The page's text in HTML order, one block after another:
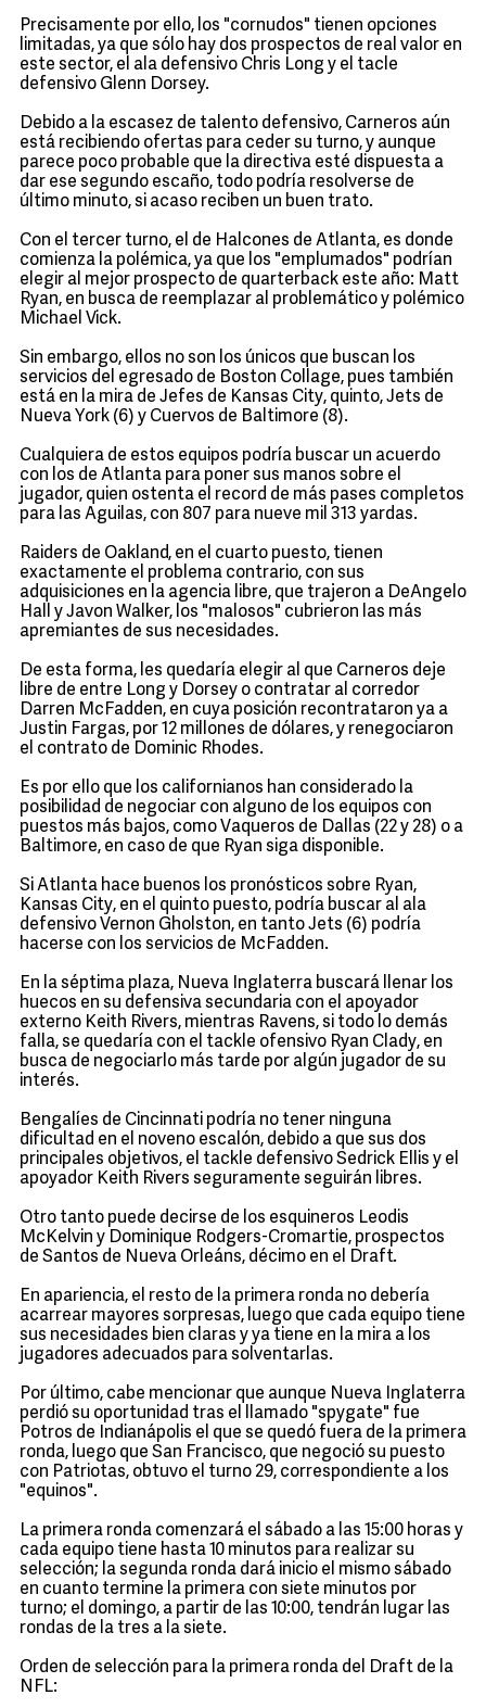
Precisamente por ello, los "cornudos" tienen opciones
limitadas, ya que sólo hay dos prospectos de real valor en
este sector, el ala defensivo Chris Long y el tacle
defensivo Glenn Dorsey.
Debido a la escasez de talento defensivo, Carneros aún
está recibiendo ofertas para ceder su turno, y aunque
parece poco probable que la directiva esté dispuesta a
dar ese segundo escaño, todo podría resolverse de
último minuto, si acaso reciben un buen trato.
Con el tercer turno, el de Halcones de Atlanta, es donde
comienza la polémica, ya que los "emplumados" podrían
elegir al mejor prospecto de quarterback este año: Matt
Ryan, en busca de reemplazar al problemático y polémico
Michael Vick.
Sin embargo, ellos no son los únicos que buscan los
servicios del egresado de Boston Collage, pues también
está en la mira de Jefes de Kansas City, quinto, Jets de
Nueva York (6) y Cuervos de Baltimore (8).
Cualquiera de estos equipos podría buscar un acuerdo
con los de Atlanta para poner sus manos sobre el
jugador, quien ostenta el record de más pases completos
para las Aguilas, con 807 para nueve mil 313 yardas.
Raiders de Oakland, en el cuarto puesto, tienen
exactamente el problema contrario, con sus
adquisiciones en la agencia libre, que trajeron a DeAngelo
Hall y Javon Walker, los "malosos" cubrieron las más
apremiantes de sus necesidades.
De esta forma, les quedaría elegir al que Carneros deje
libre de entre Long y Dorsey o contratar al corredor
Darren McFadden, en cuya posición recontrataron ya a
Justin Fargas, por 12 millones de dólares, y renegociaron
el contrato de Dominic Rhodes.
Es por ello que los californianos han considerado la
posibilidad de negociar con alguno de los equipos con
puestos más bajos, como Vaqueros de Dallas (22 y 28) o a
Baltimore, en caso de que Ryan siga disponible.
Si Atlanta hace buenos los pronósticos sobre Ryan,
Kansas City, en el quinto puesto, podría buscar al ala
defensivo Vernon Gholston, en tanto Jets (6) podría
hacerse con los servicios de McFadden.
En la séptima plaza, Nueva Inglaterra buscará llenar los
huecos en su defensiva secundaria con el apoyador
externo Keith Rivers, mientras Ravens, si todo lo demás
falla, se quedaría con el tackle ofensivo Ryan Clady, en
busca de negociarlo más tarde por algún jugador de su
interés.
Bengalíes de Cincinnati podría no tener ninguna
dificultad en el noveno escalón, debido a que sus dos
principales objetivos, el tackle defensivo Sedrick Ellis y el
apoyador Keith Rivers seguramente seguirán libres.
Otro tanto puede decirse de los esquineros Leodis
McKelvin y Dominique Rodgers-Cromartie, prospectos
de Santos de Nueva Orleáns, décimo en el Draft.
En apariencia, el resto de la primera ronda no debería
acarrear mayores sorpresas, luego que cada equipo tiene
sus necesidades bien claras y ya tiene en la mira a los
jugadores adecuados para solventarlas.
Por último, cabe mencionar que aunque Nueva Inglaterra
perdió su oportunidad tras el llamado "spygate" fue
Potros de Indianápolis el que se quedó fuera de la primera
ronda, luego que San Francisco, que negoció su puesto
con Patriotas, obtuvo el turno 29, correspondiente a los
"equinos".
La primera ronda comenzará el sábado a las 15:00 horas y
cada equipo tiene hasta 10 minutos para realizar su
selección; la segunda ronda dará inicio el mismo sábado
en cuanto termine la primera con siete minutos por
turno; el domingo, a partir de las 10:00, tendrán lugar las
rondas de la tres a la siete.
Orden de selección para la primera ronda del Draft de la
NFL: